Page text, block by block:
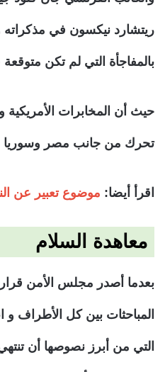
ريتشارد نيكسون في
بالمفاجأة التي لم تكن
حيث أن المخابرات الأمريكية
تحرك من جانب مصر وسوريا
اقرأ أيضا: موضوع تعبير عن
معاهدة السلام
بعدما أصدر مجلس الأمن
المباحثات بين كل الأطراف و
التي من أبرز نصوصها أن